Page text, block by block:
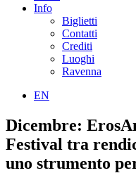
Info
Biglietti
Contatti
Crediti
Luoghi
Ravenna
EN
Dicembre:
Festival tra
uno strumento